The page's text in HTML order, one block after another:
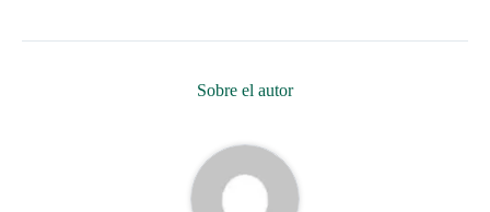
Sobre el autor